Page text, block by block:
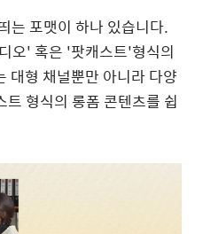
는 포맷이 하나 있습니다.
오' 혹은 '팟캐스트'형식의
대형 채널뿐만 아니라 다양
형식의 롱폼 콘텐츠를 쉽